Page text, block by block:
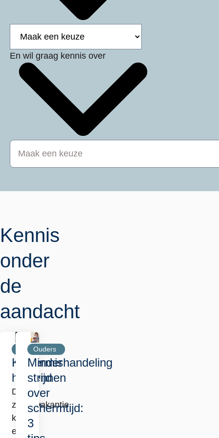
En wil graag kennis over
Maak een keuze
Kennis
onder
de
aandacht
Professionals
Kindermishandeling
herkennen
De
zomervakantie
kan
een
Ouders
Minder
strijd
over
schermtijd:
3